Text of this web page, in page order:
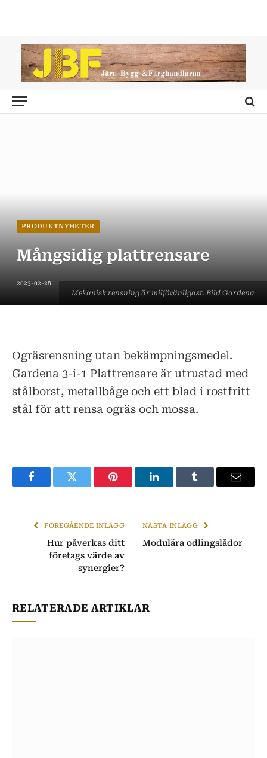
Mekanisk rensning är miljövänligast. Bild Gardena
PRODUKTNYHETER
Mångsidig plattrensare
2023-02-28
Ogräsrensning utan bekämpningsmedel.
Gardena 3-i-1 Plattrensare är utrustad med
stålborst, metallbåge och ett blad i rostfritt
stål för att rensa ogräs och mossa.
FacebookTwitter Pinterest LinkedInTumblr
E-
FÖREGÅENDE INLÄGG
Hur påverkas ditt
företags värde av
synergier?
NÄSTA INLÄGG
Modulära odlingslådor
RELATERADE ARTIKLAR